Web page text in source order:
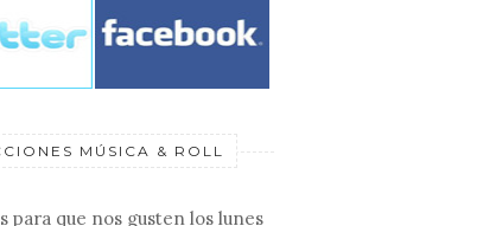
MÚSICA & ROLL
para que nos gusten los lunes